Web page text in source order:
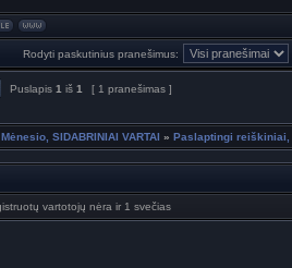
Rodyti paskutinius pranešimus:
Puslapis 1 iš 1 [ 1 pranešimas ]
Mėnesio, SIDABRINIAI VARTAI » Paslaptingi reiškiniai,
vartotojų nėra ir 1 svečias